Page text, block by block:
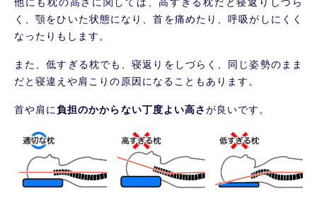
く、顎をひいた状態になり、首を痛めたり、呼吸がしにくく
なったりもします。
また、低すぎる枕でも、寝返りをしづらく、同じ姿勢のまま
だと寝違えや肩こりの原因になることもあります。
首や肩に負担のかからない丁度よい高さが良いです。